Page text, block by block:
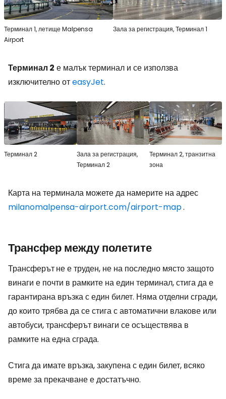
Терминал 1, летище Malpensa
Airport
Зала за регистрация, Терминал 1
Терминал 2 е малък терминал и се използва
изключително отeasyJet.
Терминал 2
Зала за регистрация,
Терминал 2
Терминал 2, транзитна
зона
Карта на терминала можете да намерите на адрес
milanomalpensa-airport.com/airport-map.
Трансфер между полетите
Трансферътне е труден, не на последно място защото
винаги е почти в рамките на един терминал, стига да е
гарантирана връзка с един билет. Няма отделни сгради,
до които трябва да се стига с автоматични влакове или
автобуси, трансферът винаги се осъществява в
рамките на една сграда.
Стига да имате връзка, закупена с един билет, всяко
време за прекачване е достатъчно.